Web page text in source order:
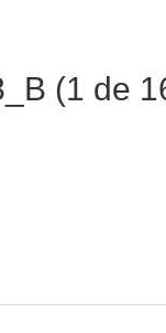
(1 de